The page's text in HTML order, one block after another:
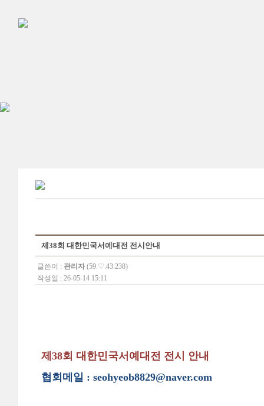
제38회 대한민국서예대전 전시안내
글쓴이 : 관리자 (59.♡.43.238)
작성일 : 26-05-14 15:11
제38회 대한민국서예대전 전시 안내
협회메일 : seohyeob8829@naver.com